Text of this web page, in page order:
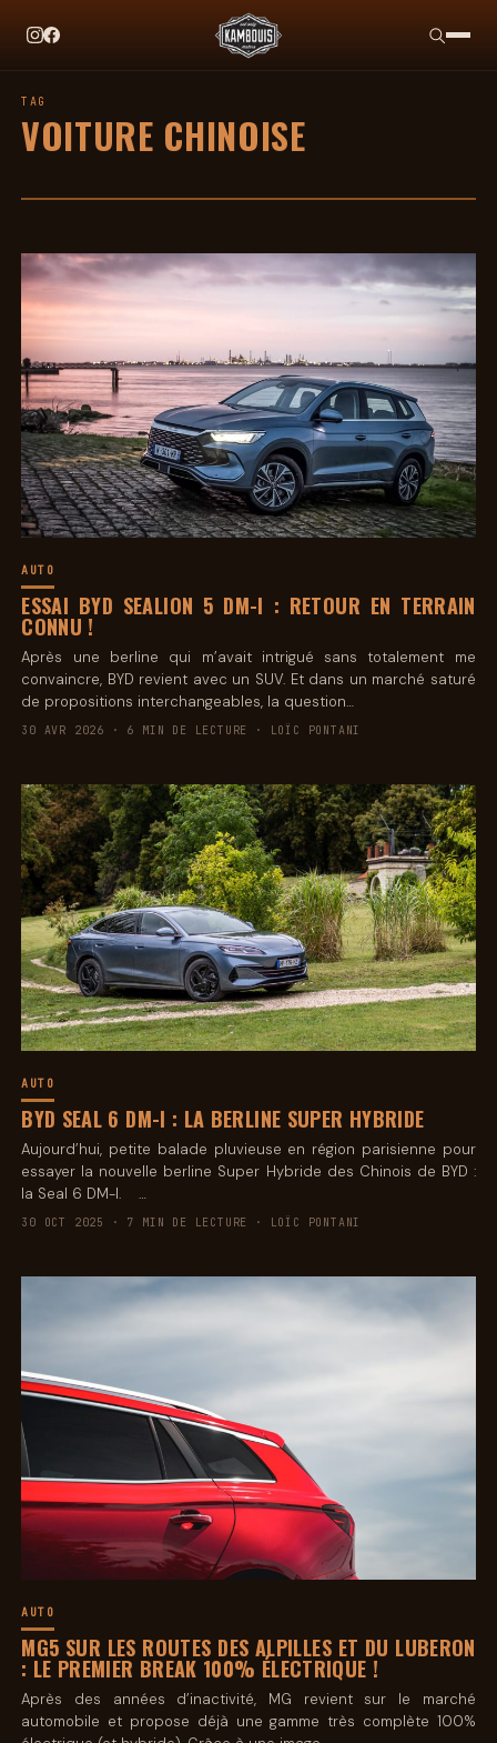
TAG HEUER X TEAM IKUZAWA : LE COME-BACK
TAG
VOITURE CHINOISE
AUTO
ESSAI BYD SEALION 5 DM-I : RETOUR EN TERRAIN
CONNU !
Après une berline qui m’avait intrigué sans totalement me
convaincre, BYD revient avec un SUV. Et dans un marché saturé
de propositions interchangeables, la question…
30 AVR 2026 · 6 MIN DE LECTURE · LOÏC PONTANI
AUTO
BYD SEAL 6 DM-I : LA BERLINE SUPER HYBRIDE
Aujourd’hui, petite balade pluvieuse en région parisienne pour
essayer la nouvelle berline Super Hybride des Chinois de BYD :
la Seal 6 DM-I. …
30 OCT 2025 · 7 MIN DE LECTURE · LOÏC PONTANI
AUTO
MG5 SUR LES ROUTES DES ALPILLES ET DU LUBERON
: LE PREMIER BREAK 100% ÉLECTRIQUE !
Après des années d’inactivité, MG revient sur le marché
automobile et propose déjà une gamme très complète 100%